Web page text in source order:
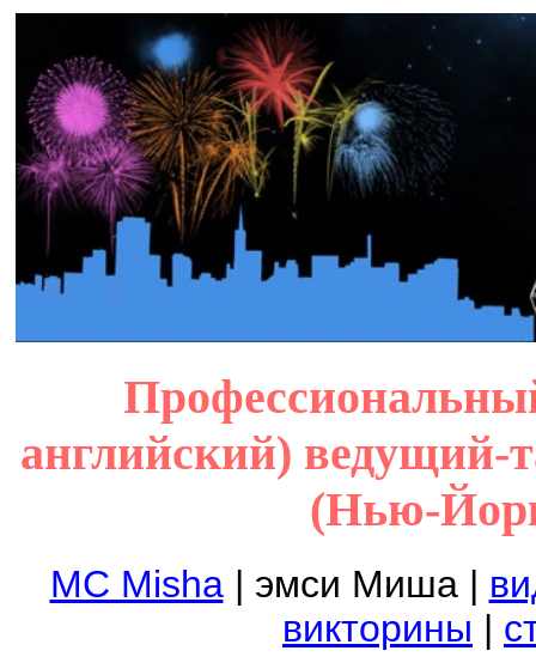
английский)
(Нью-
MC Misha| эмси Миша |
викторины |